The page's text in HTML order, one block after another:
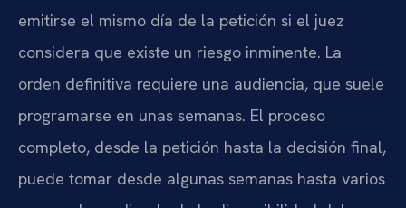
emitirse el mismo día de la petición si el juez
considera que existe un riesgo inminente. La
orden definitiva requiere una audiencia, que suele
programarse en unas semanas. El proceso
completo, desde la petición hasta la decisión final,
puede tomar desde algunas semanas hasta varios